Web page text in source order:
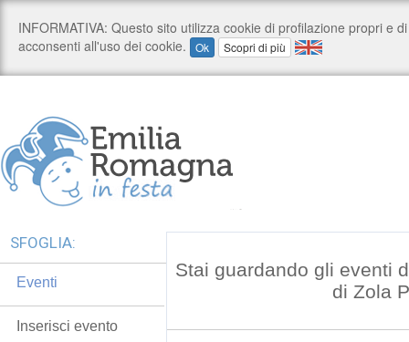
Stai guardando gli eventi
di Zola
SFOGLIA:
Eventi
Inserisci evento